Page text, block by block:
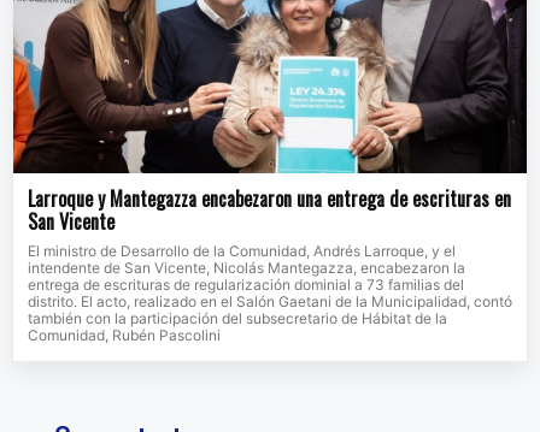
Larroque y Mantegazza encabezaron una entrega de escrituras en
San Vicente
El ministro de Desarrollo de la Comunidad, Andrés Larroque, y el
intendente de San Vicente, Nicolás Mantegazza, encabezaron la
entrega de escrituras de regularización dominial a 73 familias del
distrito. El acto, realizado en el Salón Gaetani de la Municipalidad, contó
también con la participación del subsecretario de Hábitat de la
Comunidad, Rubén Pascolini